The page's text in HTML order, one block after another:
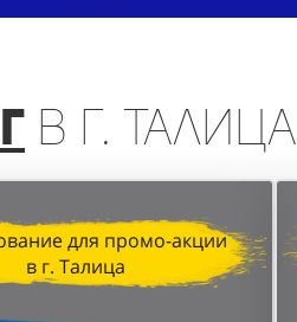
в г. Талица
для промо-акции
в г. Талица